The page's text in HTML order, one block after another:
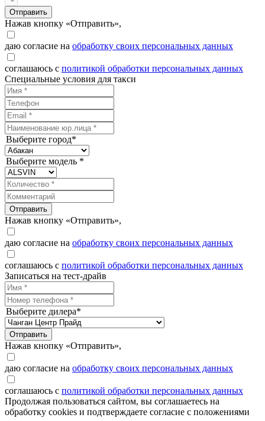
Отправить
Нажав кнопку «Отправить»,
даю согласие на обработку своих персональных данных
соглашаюсь с политикой обработки персональных данных
Специальные условия для такси
Выберите город*
Выберите модель *
Отправить
Нажав кнопку «Отправить»,
даю согласие на обработку своих персональных данных
соглашаюсь с политикой обработки персональных данных
Записаться на тест-драйв
Выберите дилера*
Отправить
Нажав кнопку «Отправить»,
даю согласие на обработку своих персональных данных
соглашаюсь с политикой обработки персональных данных
Продолжая пользоваться сайтом, вы соглашаетесь на
обработку cookies и подтверждаете согласие с положениями